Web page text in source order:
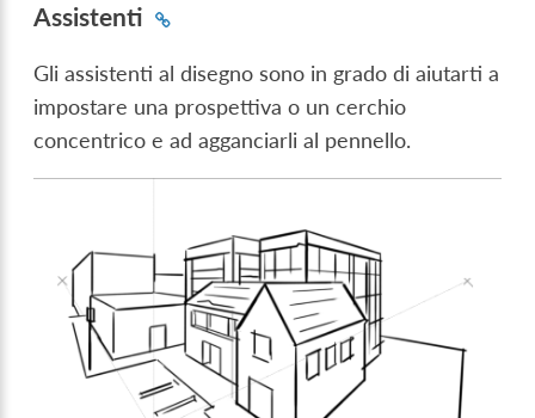
Assistenti
Gli assistenti al disegno sono in grado di aiutarti a
impostare una prospettiva o un cerchio
concentrico e ad agganciarli al pennello.